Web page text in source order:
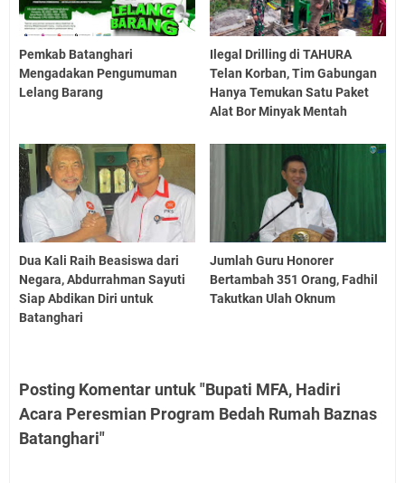
Pemkab Batanghari
Mengadakan Pengumuman
Lelang Barang
Ilegal Drilling di TAHURA
Telan Korban, Tim Gabungan
Hanya Temukan Satu Paket
Alat Bor Minyak Mentah
Dua Kali Raih Beasiswa dari
Negara, Abdurrahman Sayuti
Siap Abdikan Diri untuk
Batanghari
Jumlah Guru Honorer
Bertambah 351 Orang, Fadhil
Takutkan Ulah Oknum
Posting Komentar untuk "Bupati MFA, Hadiri
Acara Peresmian Program Bedah Rumah Baznas
Batanghari"